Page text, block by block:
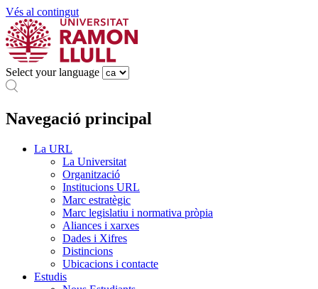
Vés al contingut
Select your language
Navegació principal
La URL
La Universitat
Organització
Institucions URL
Marc estratègic
Marc legislatiu i normativa pròpia
Aliances i xarxes
Dades i Xifres
Distincions
Ubicacions i contacte
Estudis